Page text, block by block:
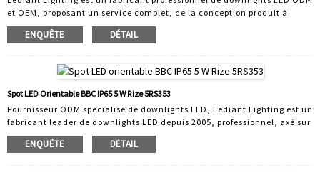
et OEM, proposant un service complet, de la conception produit à
l'outillage, en passant par la conception d'emballages et la création
vidéo. Tous les downlights LED fabriqués par Lediant Lighting sont
disposons d'un service ODM performant. Plus de 30 ingénieurs
concepteurs et ingénieurs R&D collaborent avec nous pour proposer des
solutions rapides de conception ODM et différentes solutions de
clients.
ENQUÊTE DÉTAIL
Spot LED Orientable BBC IP65 5 W Rize 5RS353
Fournisseur ODM spécialisé de downlights LED, Lediant Lighting est un
fabricant leader de downlights LED depuis 2005, professionnel, axé sur
la technologie et axé sur le client. Avec 30 collaborateurs en R&D,
Lediant s'adapte à votre marché. Nous concevons et fabriquons des
ENQUÊTE DÉTAIL